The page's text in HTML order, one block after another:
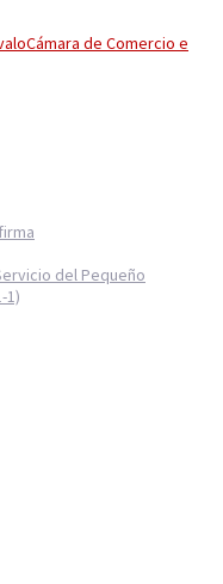
Cámara de Comercio e
del Pequeño
1)